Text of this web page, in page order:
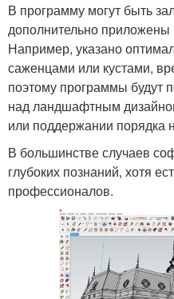
В программу могут быть
дополнительно
Например, указано
саженцами или кустами,
поэтому программы будут
над ландшафтным
или поддержании порядка
В большинстве случаев
глубоких познаний, хотя
профессионалов.